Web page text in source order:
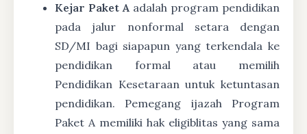
Kejar Paket A adalah program pendidikan
pada jalur nonformal setara dengan
SD/MI bagi siapapun yang terkendala ke
pendidikan formal atau memilih
Pendidikan Kesetaraan untuk ketuntasan
pendidikan. Pemegang ijazah Program
Paket A memiliki hak eligiblitas yang sama